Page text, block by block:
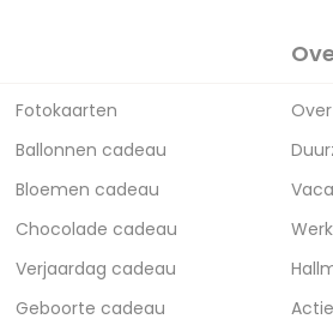
Fotokaarten
Ballonnen cadeau
Bloemen cadeau
Chocolade cadeau
Verjaardag cadeau
Geboorte cadeau